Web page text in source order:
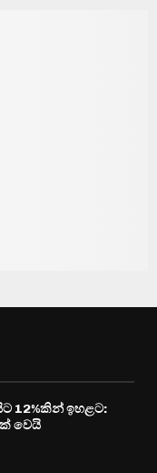
12%කින් ඉහළට:
වෙයි